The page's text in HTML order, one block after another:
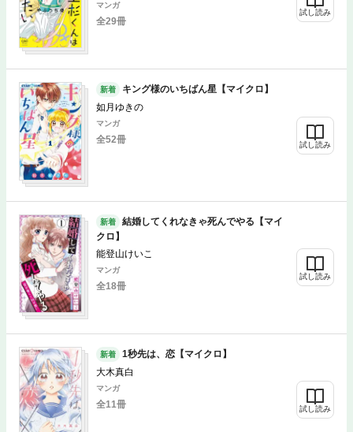
マンガ
全29冊
試し読み
新着
キング様のいちばん星【マイクロ】
如月ゆきの
マンガ
全52冊 試し読み
新着
結婚してくれなきゃ死んでやる【マイ
クロ】
能登山けいこ
マンガ
全18冊
試し読み
新着
1秒先は、恋【マイクロ】
大木真白
マンガ
全11冊 試し読み